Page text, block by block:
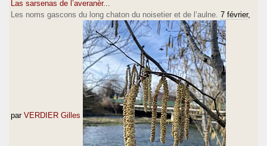
Las sarsenas de l’averanèr...
Les noms gascons du long chaton du noisetier et de l’aulne. 7 février,
par VERDIER Gilles